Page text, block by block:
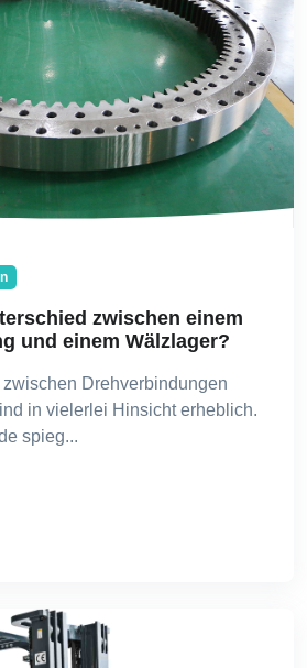
zwischen einem
und einem Wälzlager?
Drehverbindungen
in vielerlei Hinsicht erheblich.
spieg...